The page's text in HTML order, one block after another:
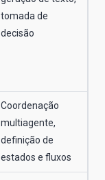
tomada de
decisão
Coordenação
multiagente,
definição de
estados e fluxos